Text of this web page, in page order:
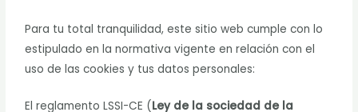
Para tu total tranquilidad, este sitio web cumple con lo
estipulado en la normativa vigente en relación con el
uso de las cookies y tus datos personales:
El reglamento LSSI-CE (Ley de la sociedad de la